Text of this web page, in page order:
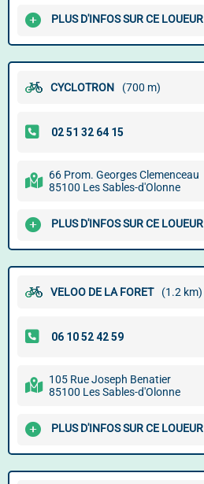
PLUS D'INFOS SUR CE LOUEUR
CYCLOTRON (700 m)
66 Prom. Georges Clemenceau
85100 Les Sables-d'Olonne
PLUS D'INFOS SUR CE LOUEUR
VELOO DE LA FORET (1.2 km)
105 Rue Joseph Benatier
85100 Les Sables-d'Olonne
PLUS D'INFOS SUR CE LOUEUR